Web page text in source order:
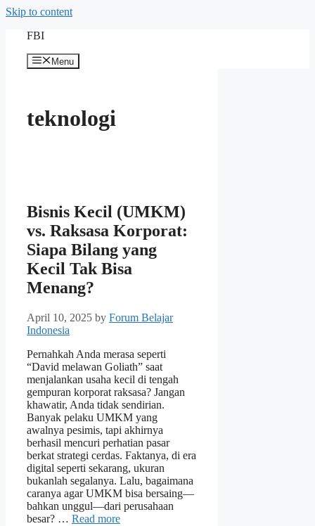
Skip to content
FBI
Menu
teknologi
Bisnis Kecil (UMKM)
vs. Raksasa Korporat:
Siapa Bilang yang
Kecil Tak Bisa
Menang?
April 10, 2025 by Forum Belajar
Indonesia
Pernahkah Anda merasa seperti
“David melawan Goliath” saat
menjalankan usaha kecil di tengah
gempuran korporat raksasa? Jangan
khawatir, Anda tidak sendirian.
Banyak pelaku UMKM yang
awalnya pesimis, tapi akhirnya
berhasil mencuri perhatian pasar
berkat strategi cerdas. Faktanya, di era
digital seperti sekarang, ukuran
bukanlah segalanya. Lalu, bagaimana
caranya agar UMKM bisa bersaing—
bahkan unggul—dari perusahaan
besar? … Read more